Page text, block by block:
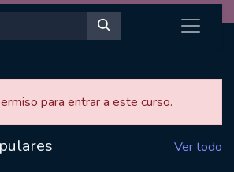
para entrar a este curso.
Ver todo